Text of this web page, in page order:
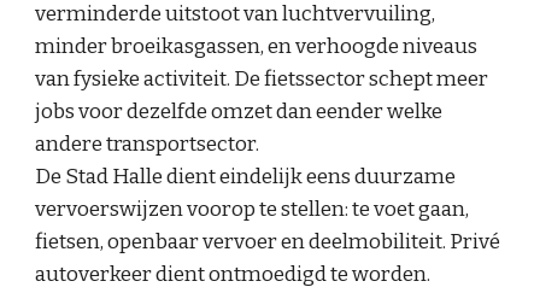
verminderde uitstoot van luchtvervuiling,
minder broeikasgassen, en verhoogde niveaus
van fysieke activiteit. De fietssector schept meer
jobs voor dezelfde omzet dan eender welke
andere transportsector.
De Stad Halle dient eindelijk eens duurzame
vervoerswijzen voorop te stellen: te voet gaan,
fietsen, openbaar vervoer en deelmobiliteit. Privé
autoverkeer dient ontmoedigd te worden.